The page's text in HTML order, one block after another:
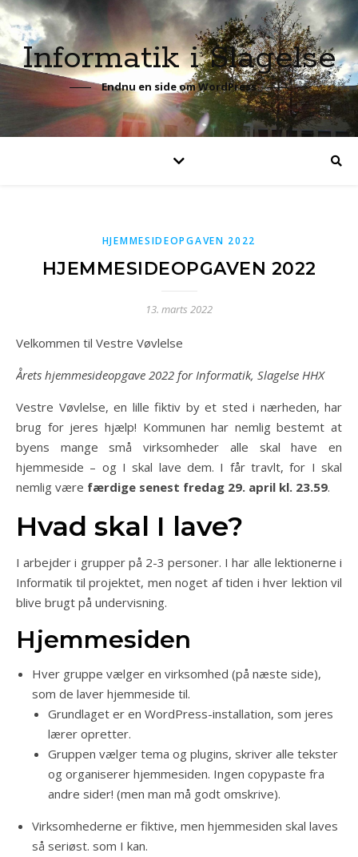
Informatik i Slagelse
Endnu en side om WordPress
HJEMMESIDEOPGAVEN 2022
HJEMMESIDEOPGAVEN 2022
13. marts 2022
Velkommen til Vestre Vøvlelse
Årets hjemmesideopgave 2022 for Informatik, Slagelse HHX
Vestre Vøvlelse, en lille fiktiv by et sted i nærheden, har
brug for jeres hjælp! Kommunen har nemlig bestemt at
byens mange små virksomheder alle skal have en
hjemmeside – og I skal lave dem. I får travlt, for I skal
nemlig være færdige senest fredag 29. april kl. 23.59.
Hvad skal I lave?
I arbejder i grupper på 2-3 personer. I har alle lektionerne i
Informatik til projektet, men noget af tiden i hver lektion vil
blive brugt på undervisning.
Hjemmesiden
Hver gruppe vælger en virksomhed (på næste side),
som de laver hjemmeside til.
Grundlaget er en WordPress-installation, som jeres
lærer opretter.
Gruppen vælger tema og plugins, skriver alle tekster
og organiserer hjemmesiden. Ingen copy­paste fra
andre sider! (men man må godt omskrive).
Virksomhederne er fiktive, men hjemmesiden skal laves
så seriøst. som I kan.